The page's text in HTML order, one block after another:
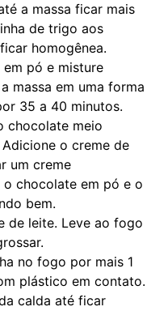
a massa ficar mais
de trigo aos
homogênea.
pó e misture
massa em uma forma
35 a 40 minutos.
chocolate meio
o creme de
um creme
o chocolate em pó e o
bem.
de leite. Leve ao fogo
no fogo por mais 1
plástico em contato.
calda até ficar